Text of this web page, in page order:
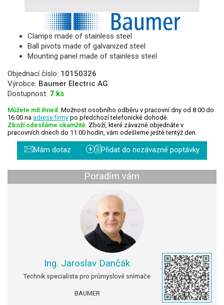
Clamps made of stainless steel
Ball pivots made of galvanized steel
Mounting panel made of stainless steel
Objednací číslo: 10150326
Výrobce: Baumer Electric AG
Dostupnost: 7 ks
Můžete mít ihned. Možnost osobního odběru v pracovní dny od 8:00 do
16:00 na adrese firmy po předchozí telefonické dohodě.
Zboží odesíláme okamžitě. Zboží, které závazně objednáte v
pracovních dnech do 11:00 hodin, vám odešleme ještě tentýž den.
Mám dotaz + Přidat do nezávazné poptávky
Poradím vám
Ing. Jaroslav Dančák
Technik specialista pro průmyslové snímače
BAUMER